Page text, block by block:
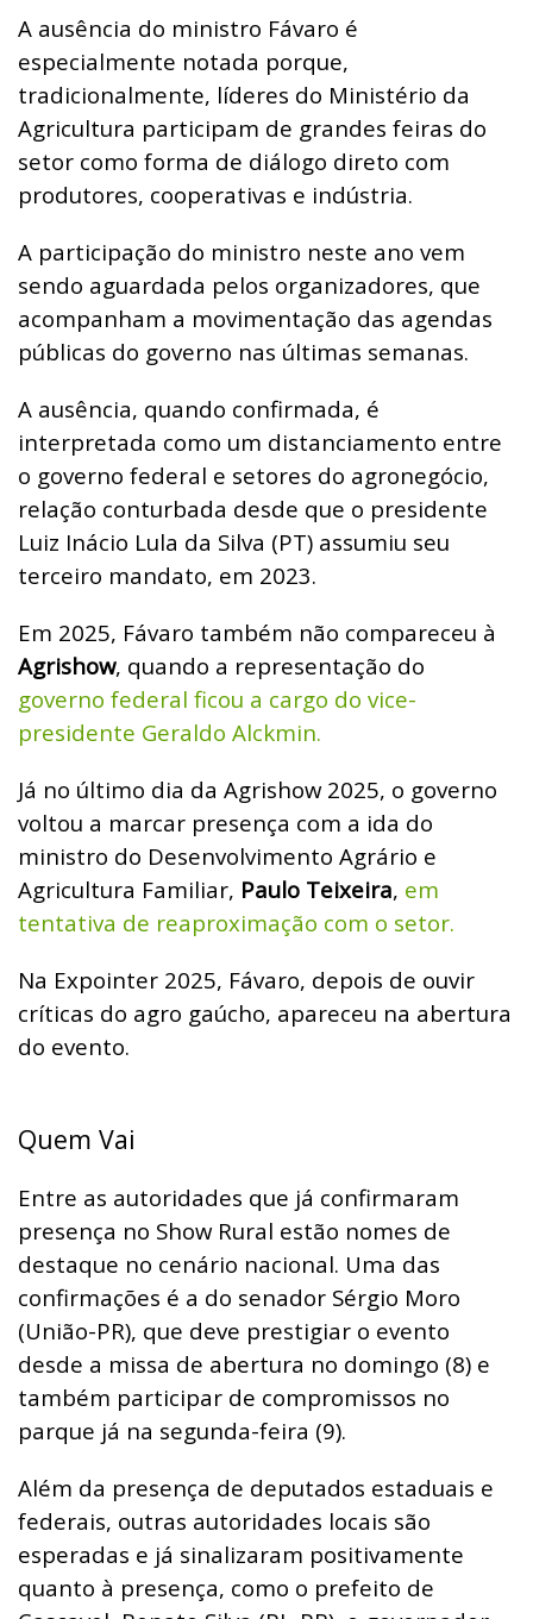
A ausência do ministro Fávaro é
especialmente notada porque,
tradicionalmente, líderes do Ministério da
Agricultura participam de grandes feiras do
setor como forma de diálogo direto com
produtores, cooperativas e indústria.
A participação do ministro neste ano vem
sendo aguardada pelos organizadores, que
acompanham a movimentação das agendas
públicas do governo nas últimas semanas.
A ausência, quando confirmada, é
interpretada como um distanciamento entre
o governo federal e setores do agronegócio,
relação conturbada desde que o presidente
Luiz Inácio Lula da Silva (PT) assumiu seu
terceiro mandato, em 2023.
Em 2025, Fávaro também não compareceu à
Agrishow, quando a representação do
governo federal ficou a cargo do vice-
presidente Geraldo Alckmin.
Já no último dia da Agrishow 2025, o governo
voltou a marcar presença com a ida do
ministro do Desenvolvimento Agrário e
Agricultura Familiar, Paulo Teixeira, em
tentativa de reaproximação com o setor.
Na Expointer 2025, Fávaro, depois de ouvir
críticas do agro gaúcho, apareceu na abertura
do evento.
Quem Vai
Entre as autoridades que já confirmaram
presença no Show Rural estão nomes de
destaque no cenário nacional. Uma das
confirmações é a do senador Sérgio Moro
(União-PR), que deve prestigiar o evento
desde a missa de abertura no domingo (8) e
também participar de compromissos no
parque já na segunda-feira (9).
Além da presença de deputados estaduais e
federais, outras autoridades locais são
esperadas e já sinalizaram positivamente
quanto à presença, como o prefeito de